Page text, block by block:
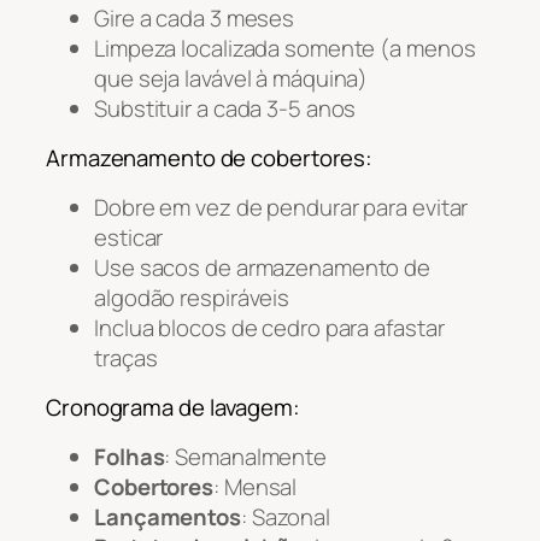
Gire a cada 3 meses
Limpeza localizada somente (a menos
que seja lavável à máquina)
Substituir a cada 3-5 anos
Armazenamento de cobertores:
Dobre em vez de pendurar para evitar
esticar
Use sacos de armazenamento de
algodão respiráveis
Inclua blocos de cedro para afastar
traças
Cronograma de lavagem:
Folhas: Semanalmente
Cobertores: Mensal
Lançamentos: Sazonal